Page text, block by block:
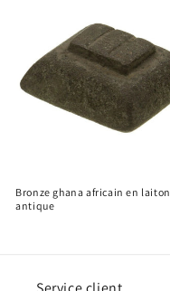
Bronze ghana africain en laiton
antique